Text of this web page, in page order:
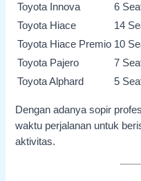
Toyota Innova
6
Toyota Hiace
14
Toyota Hiace Premio 10
Toyota Pajero
7
Toyota Alphard
5
Dengan adanya sopir
waktu perjalanan untuk
aktivitas.